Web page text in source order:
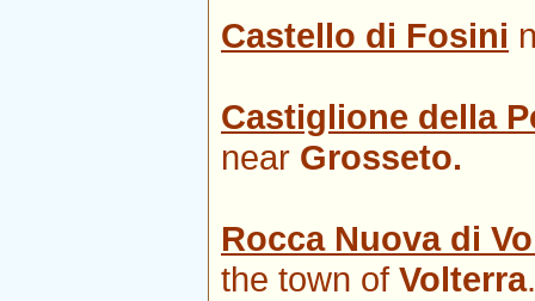
Castello di Fosini
Castiglione della
near Grosseto.
Rocca Nuova di
the town of Volterra.